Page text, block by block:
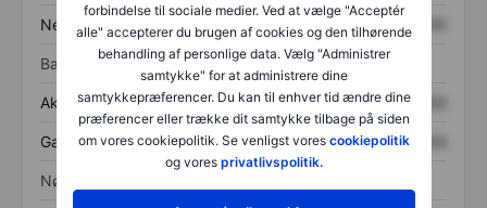
forbindelse til sociale medier. Ved at vælge "Acceptér
alle" accepterer du brugen af cookies og den tilhørende
behandling af personlige data. Vælg "Administrer
samtykke" for at administrere dine
samtykkepræferencer. Du kan til enhver tid ændre dine
præferencer eller trække dit samtykke tilbage på siden
om vores cookiepolitik. Se venligst vores cookiepolitik
og vores privatlivspolitik.
Nettoresultat XXXXXXX XXXXXXX
Balance
Aktiver i alt XXXXXXX XXXXXXX
Gæld XXXXXXX XXXXXXX
Nøgletal